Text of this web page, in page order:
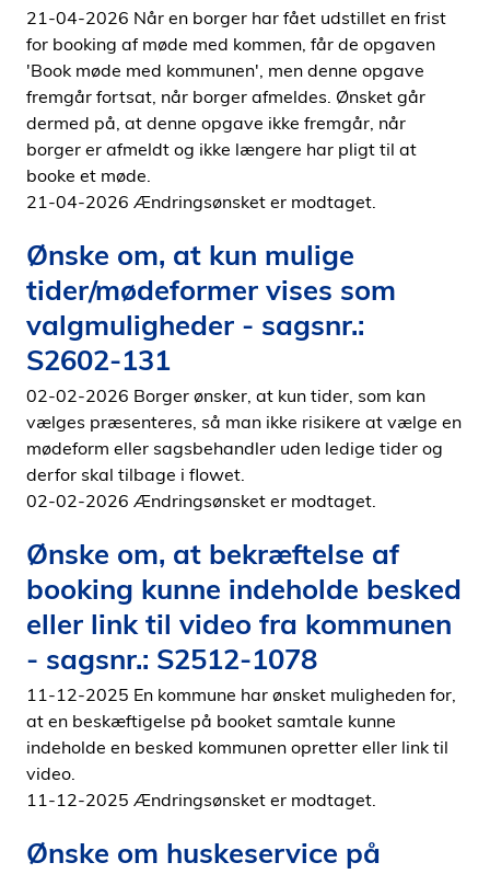
21-04-2026 Når en borger har fået udstillet en frist
for booking af møde med kommen, får de opgaven
'Book møde med kommunen', men denne opgave
fremgår fortsat, når borger afmeldes. Ønsket går
dermed på, at denne opgave ikke fremgår, når
borger er afmeldt og ikke længere har pligt til at
booke et møde.
21-04-2026 Ændringsønsket er modtaget.
Ønske om, at kun mulige
tider/mødeformer vises som
valgmuligheder - sagsnr.:
S2602-131
02-02-2026 Borger ønsker, at kun tider, som kan
vælges præsenteres, så man ikke risikere at vælge en
mødeform eller sagsbehandler uden ledige tider og
derfor skal tilbage i flowet.
02-02-2026 Ændringsønsket er modtaget.
Ønske om, at bekræftelse af
booking kunne indeholde besked
eller link til video fra kommunen
- sagsnr.: S2512-1078
11-12-2025 En kommune har ønsket muligheden for,
at en beskæftigelse på booket samtale kunne
indeholde en besked kommunen opretter eller link til
video.
11-12-2025 Ændringsønsket er modtaget.
Ønske om huskeservice på